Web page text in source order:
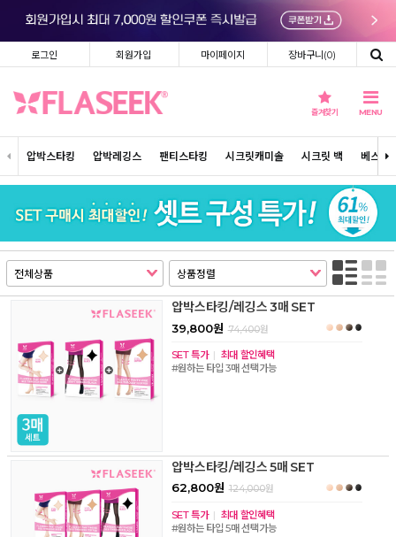
로그인 회원가입 마이페이지 장바구니(0)
즐겨찾기 MENU
압박스타킹 압박레깅스 팬티스타킹 시크릿캐미솔 시크릿 백 베스트
압박스타킹/레깅스 3매 SET
39,800원 74,400원
SET 특가 | 최대 할인혜택
#원하는 타입 3매 선택가능
압박스타킹/레깅스 5매 SET
62,800원 124,000원
SET 특가 | 최대 할인혜택
#원하는 타입 5매 선택가능